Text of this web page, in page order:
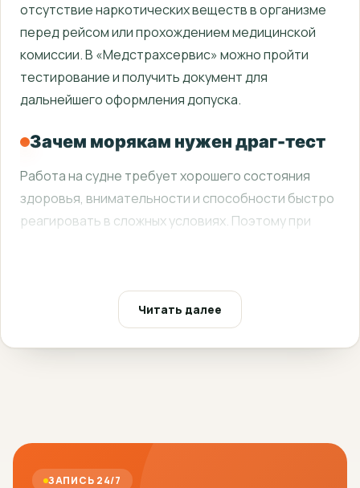
отсутствие наркотических веществ в организме
перед рейсом или прохождением медицинской
комиссии. В «Медстрахсервис» можно пройти
тестирование и получить документ для
дальнейшего оформления допуска.
Зачем морякам нужен драг-тест
Работа на судне требует хорошего состояния
здоровья, внимательности и способности быстро
реагировать в сложных условиях. Поэтому при
веществ или их метаболитов.
Результат теста используется как часть
медицинского подтверждения профпригодности и
Драг-тест — это лабораторное или экспресс-
исследование биологического материала,
Читать далее
ЗАПИСЬ 24/7